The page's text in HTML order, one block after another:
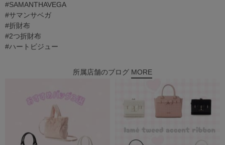
#SAMANTHAVEGA
#サマンサベガ
#折財布
#2つ折財布
#ハートビジュー
所属店舗のブログ MORE